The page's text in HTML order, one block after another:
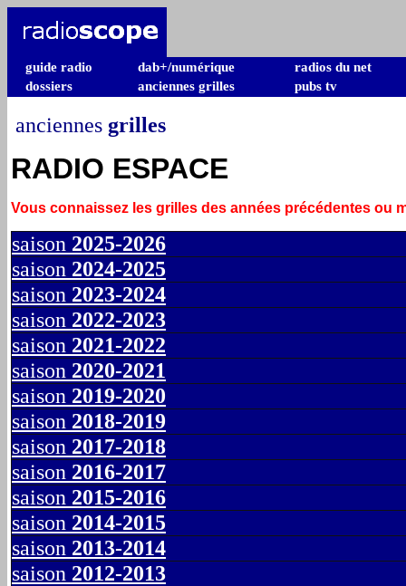
guide radio dab+/numérique
radios du net
dossiers
anciennes grilles pubs tv
anciennes grilles
RADIO ESPACE
Vous connaissez les grilles des années précédentes ou
saison 2025-2026
saison 2024-2025
saison 2023-2024
saison 2022-2023
saison 2021-2022
saison 2020-2021
saison 2019-2020
saison 2018-2019
saison 2017-2018
saison 2016-2017
saison 2015-2016
saison 2014-2015
saison 2013-2014
saison 2012-2013